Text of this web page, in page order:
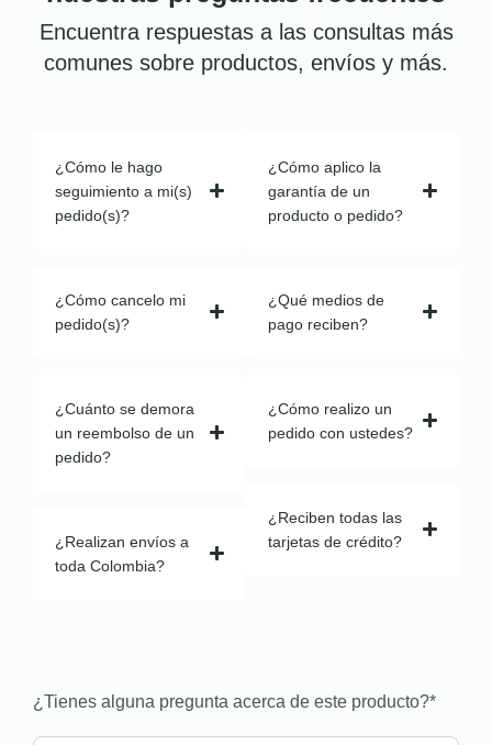
Encuentra respuestas a las consultas más
comunes sobre productos, envíos y más.
¿Cómo le hago
seguimiento a mi(s)
pedido(s)?
¿Cómo cancelo mi
pedido(s)?
¿Cuánto se demora
un reembolso de un
pedido?
¿Realizan envíos a
toda Colombia?
¿Cómo aplico la
garantía de un
producto o pedido?
¿Qué medios de
pago reciben?
¿Cómo realizo un
pedido con ustedes?
¿Reciben todas las
tarjetas de crédito?
¿Tienes alguna pregunta acerca de este producto?*